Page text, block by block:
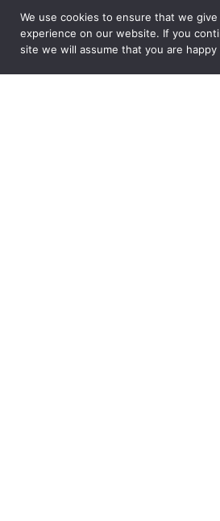
Nome*
We use cookies to ensure that we
experience on our website. If you
site we will assume that you are